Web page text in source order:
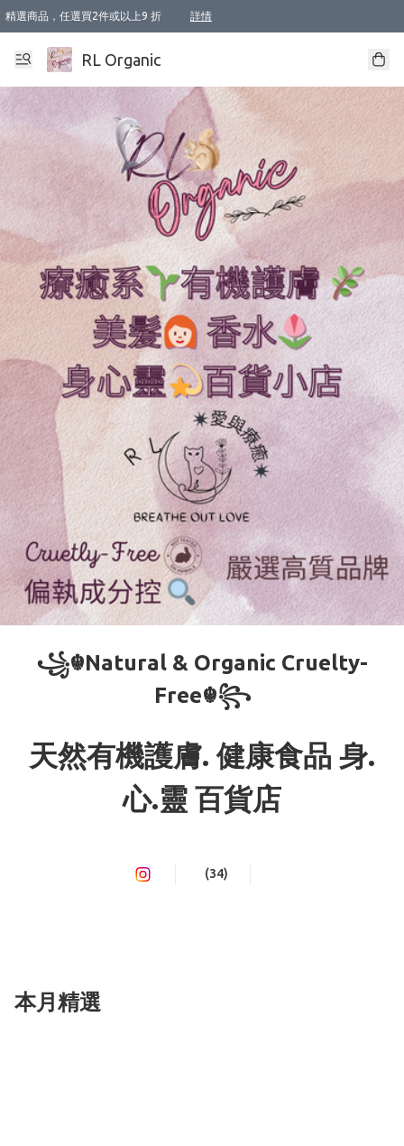
精選商品，任選買2件或以上9 折 詳情
XI周年優惠【新品自由選2件88折/3件85折】
XI周年優惠【Chakra 脈輪平衡自由選2件9折/3件85折/5件8折】
Florame 肌底自由選 2支9折 3支85折
XI周年優惠【蟲蟲退散 · 防衛結界﹞系列2件9折】
Sunki 任選2件95折
BIOFFICINA TOSCANA 任選2支9折 3支85折
Lamav 任選1件9折 2件85折
Mukti Organics 指定產品任選1件9折, 2件88折 3件85折
Intelligent Nutrients Skincare 任選2件9折
deodorant 任選2件88折
化妝品 任選2件95折
XI周年優惠【身心靈單品 任選2件9折/3件85折/5件8折】
XI周年優惠 【精油/香水 任選2件9折/3件85折/5件8折】
XI周年優惠【「關節到肌膚」全效養護 BODY OIL 組2件88折/3件85折】
XI周年優惠【夏日有機物理防曬套裝2件88折】
XI周年優惠【夏日潔面隨意選2件88折/3件85折】
XI周年優惠【逆齡奇蹟抗氧 11 自由選2件88折/3件85折/4件或以上8折】
新會員首次購物即享全單 95 折優惠！
成為VIP / VVIP 可享有生日月現金扣減獎賞優惠 !! 記得去賬户資料填上生日日期啦 !
選用順豐速運，滿$500 免運費
本地速遞 京東 送住宅/ 工商地址 $400 免運費
澳門訂單選用順豐速運，滿$800 免運費
RL Organic
꧁☬Natural & Organic Cruelty-
Free☬꧂
天然有機護膚. 健康食品 身.
心.靈 百貨店
(34)
本月精選